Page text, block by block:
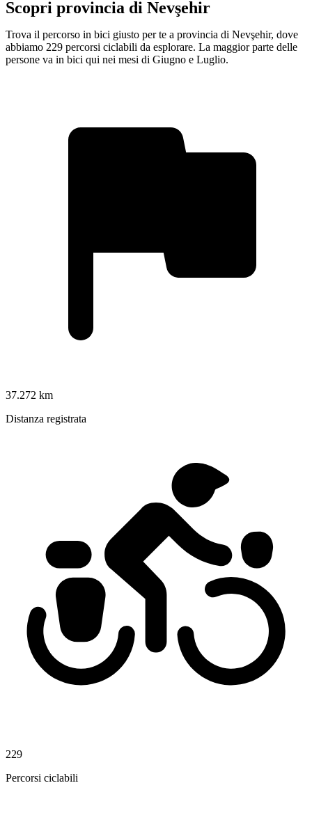
Scopri provincia di Nevşehir
Trova il percorso in bici giusto per te a provincia di Nevşehir, dove
abbiamo 229 percorsi ciclabili da esplorare. La maggior parte delle
persone va in bici qui nei mesi di Giugno e Luglio.
37.272 km
Distanza registrata
229
Percorsi ciclabili